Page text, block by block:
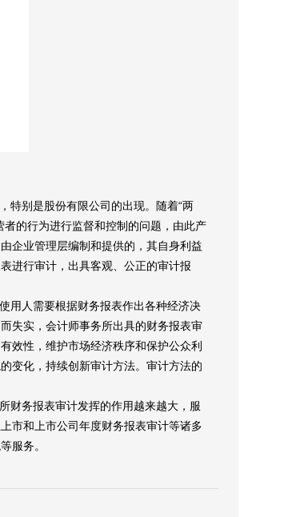
特别是股份有限公司的出现。随着“两
的行为进行监督和控制的问题，由此产
企业管理层编制和提供的，其自身利益
进行审计，出具客观、公正的审计报
用人需要根据财务报表作出各种经济决
失实，会计师事务所出具的财务报表审
效性，维护市场经济秩序和保护公众利
变化，持续创新审计方法。审计方法的
财务报表审计发挥的作用越来越大，服
市和上市公司年度财务报表审计等诸多
服务。